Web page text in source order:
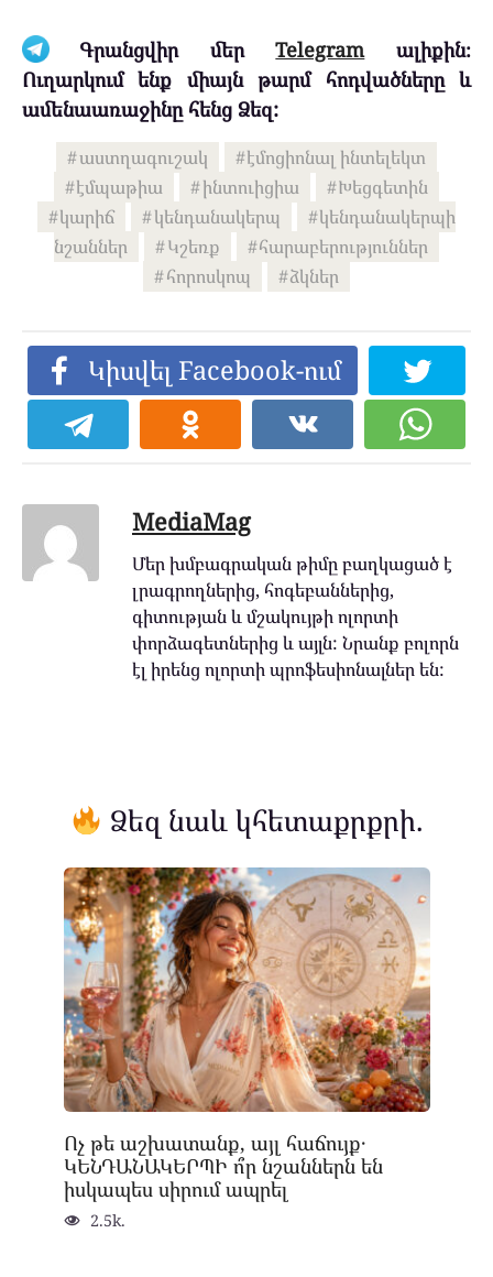
Գրանցվիր մերTelegramալիքին։
Ուղարկում ենք միայն թարմ հոդվածները և
ամենաառաջինը հենց Ձեզ:
աստղագուշակ
էմոցիոնալ ինտելեկտ
էմպաթիա
ինտուիցիա
Խեցգետին
կարիճ
կենդանակերպ
կենդանակերպի
նշաններ
Կշեռք
հարաբերություններ
հորոսկոպ
ձկներ
Կիսվել Facebook-ում
MediaMag
Մեր խմբագրական թիմը բաղկացած է
լրագրողներից, հոգեբաններից,
գիտության և մշակույթի ոլորտի
փորձագետներից և այլն: Նրանք բոլորն
էլ իրենց ոլորտի պրոֆեսիոնալներ են:
Ձեզ նաև կհետաքրքրի.
Ոչ թե աշխատանք, այլ հաճույք․
ԿԵՆԴԱՆԱԿԵՐՊԻ ո՞ր նշաններն են
իսկապես սիրում ապրել
2.5k.